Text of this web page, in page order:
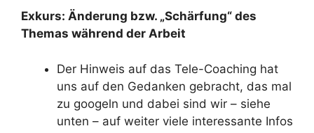
Exkurs: Änderung bzw. „Schärfung“ des
Themas während der Arbeit
Der Hinweis auf das Tele-Coaching hat
uns auf den Gedanken gebracht, das mal
zu googeln und dabei sind wir – siehe
unten – auf weiter viele interessante Infos